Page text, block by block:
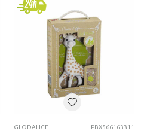
GLODALICE PBX566163311